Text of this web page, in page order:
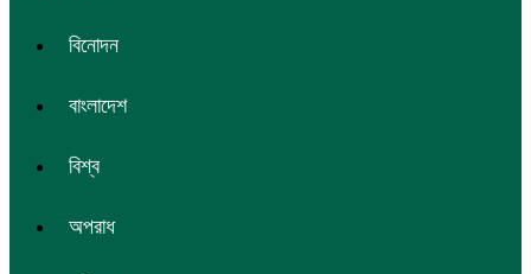
বিনোদন
বাংলাদেশ
বিশ্ব
অপরাধ